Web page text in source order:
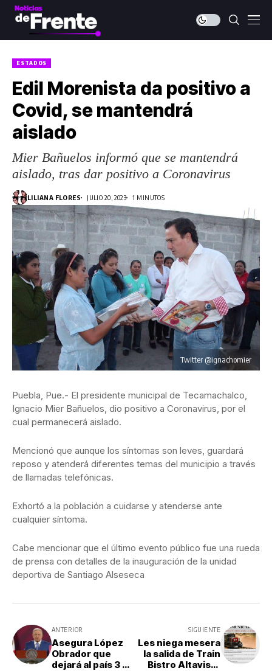
ESTADOS
Edil Morenista da positivo a
Covid, se mantendrá
aislado
Mier Bañuelos informó que se mantendrá
aislado, tras dar positivo a Coronavirus
LILIANA FLORES JULIO 20, 2023 1 MINUTOS
Twitter @ignachomier
Puebla, Pue.- El presidente municipal de Tecamachalco,
Ignacio Mier Bañuelos, dio positivo a Coronavirus, por el
cual permanecerá aislado.
Mencionó que aunque los síntomas son leves, guardará
reposo y atenderá diferentes temas del municipio a través
de llamadas telefónicas.
Exhortó a la población a cuidarse y atenderse ante
cualquier síntoma.
Cabe mencionar que el último evento público fue una rueda
de prensa con detalles de la inauguración de la unidad
deportiva de Santiago Alseseca
ANTERIOR
Asegura López
Obrador que
dejará al país 3 mil
SIGUIENTE
Les niega mesera
la salida de Train
Bistro Altavista